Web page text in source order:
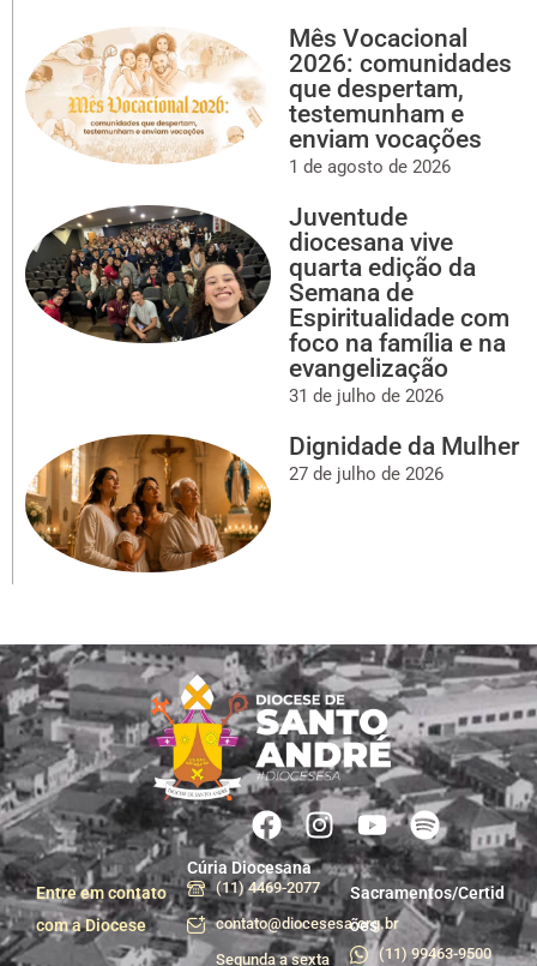
Mês Vocacional
2026: comunidades
que despertam,
testemunham e
enviam vocações
1 de agosto de 2026
Juventude
diocesana vive
quarta edição da
Semana de
Espiritualidade com
foco na família e na
evangelização
31 de julho de 2026
Dignidade da Mulher
27 de julho de 2026
Entre em contato
com a Diocese
Cúria Diocesana
(11) 4469-2077
contato@diocesesa.org.br
Segunda a sexta
Sacramentos/Certid
ões
(11) 99463-9500